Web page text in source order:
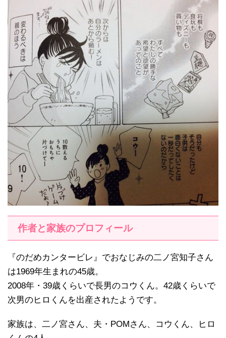
作者と家族のプロフィール
『のだめカンタービレ』でおなじみの二ノ宮知子さん
は1969年生まれの45歳。
2008年・39歳くらいで長男のコウくん。42歳くらいで
次男のヒロくんを出産されたようです。
家族は、二ノ宮さん、夫・POMさん、コウくん、ヒロ